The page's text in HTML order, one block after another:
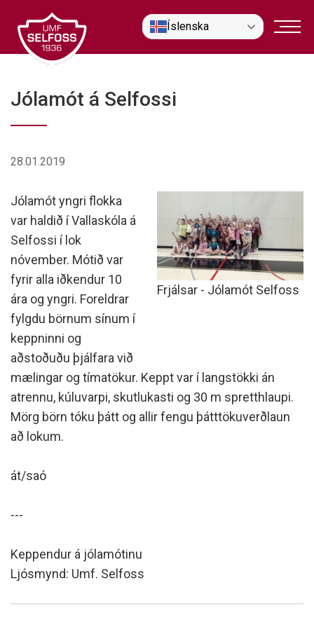
efni
Íslenska
Jólamót á Selfossi
28.01.2019
Frjálsar - Jólamót Selfoss
Jólamót yngri flokka
var haldið í Vallaskóla á
Selfossi í lok
nóvember. Mótið var
fyrir alla iðkendur 10
ára og yngri. Foreldrar
fylgdu börnum sínum í
keppninni og
aðstoðuðu þjálfara við
mælingar og tímatökur. Keppt var í langstökki án
atrennu, kúluvarpi, skutlukasti og 30 m spretthlaupi.
Mörg börn tóku þátt og allir fengu þátttökuverðlaun
að lokum.
át/saó
---
Keppendur á jólamótinu
Ljósmynd: Umf. Selfoss